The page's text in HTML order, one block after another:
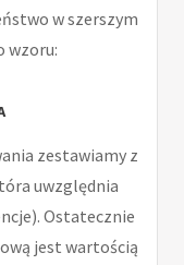
w szerszym
wzoru:
zestawiamy z
uwzględnia
Ostatecznie
jest wartością